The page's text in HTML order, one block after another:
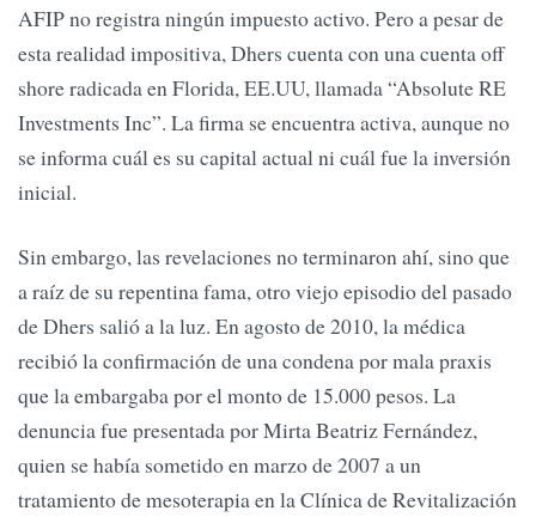
AFIP no registra ningún impuesto activo. Pero a pesar de
esta realidad impositiva, Dhers cuenta con una cuenta off
shore radicada en Florida, EE.UU, llamada “Absolute RE
Investments Inc”. La firma se encuentra activa, aunque no
se informa cuál es su capital actual ni cuál fue la inversión
inicial.
Sin embargo, las revelaciones no terminaron ahí, sino que
a raíz de su repentina fama, otro viejo episodio del pasado
de Dhers salió a la luz. En agosto de 2010, la médica
recibió la confirmación de una condena por mala praxis
que la embargaba por el monto de 15.000 pesos. La
denuncia fue presentada por Mirta Beatriz Fernández,
quien se había sometido en marzo de 2007 a un
tratamiento de mesoterapia en la Clínica de Revitalización